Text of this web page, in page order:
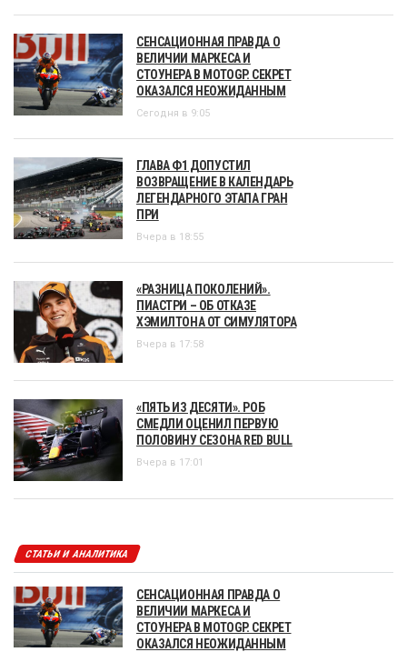
СЕНСАЦИОННАЯ ПРАВДА О
ВЕЛИЧИИ МАРКЕСА И
СТОУНЕРА В MOTOGP. СЕКРЕТ
ОКАЗАЛСЯ НЕОЖИДАННЫМ
Сегодня в 9:05
ГЛАВА Ф1 ДОПУСТИЛ
ВОЗВРАЩЕНИЕ В КАЛЕНДАРЬ
ЛЕГЕНДАРНОГО ЭТАПА ГРАН
ПРИ
Вчера в 18:55
«РАЗНИЦА ПОКОЛЕНИЙ».
ПИАСТРИ – ОБ ОТКАЗЕ
ХЭМИЛТОНА ОТ СИМУЛЯТОРА
Вчера в 17:58
«ПЯТЬ ИЗ ДЕСЯТИ». РОБ
СМЕДЛИ ОЦЕНИЛ ПЕРВУЮ
ПОЛОВИНУ СЕЗОНА RED BULL
Вчера в 17:01
СТАТЬИ И АНАЛИТИКА
СЕНСАЦИОННАЯ ПРАВДА О
ВЕЛИЧИИ МАРКЕСА И
СТОУНЕРА В MOTOGP. СЕКРЕТ
ОКАЗАЛСЯ НЕОЖИДАННЫМ